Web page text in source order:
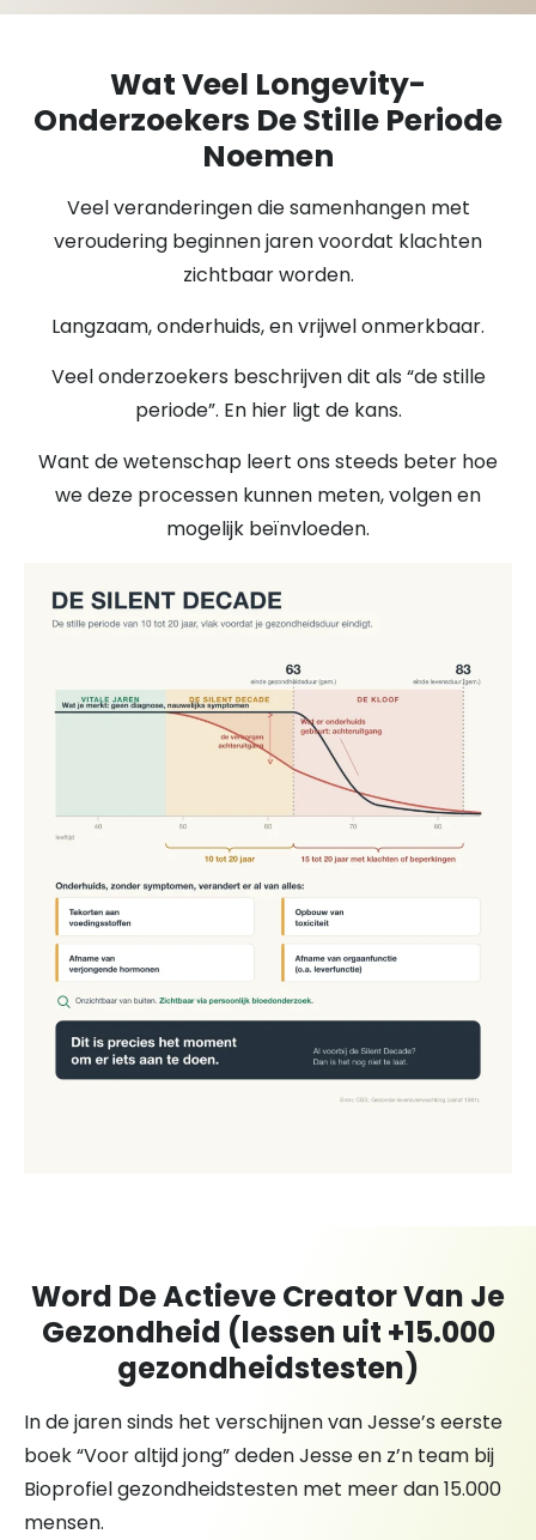
Wat Veel Longevity-
Onderzoekers De Stille Periode
Noemen
Veel veranderingen die samenhangen met
veroudering beginnen jaren voordat klachten
zichtbaar worden.
Langzaam, onderhuids, en vrijwel onmerkbaar.
Veel onderzoekers beschrijven dit als “de stille
periode”. En hier ligt de kans.
Want de wetenschap leert ons steeds beter hoe
we deze processen kunnen meten, volgen en
mogelijk beïnvloeden.
Word De Actieve Creator Van Je
Gezondheid (lessen uit +15.000
gezondheidstesten)
In de jaren sinds het verschijnen van Jesse’s eerste
boek “Voor altijd jong” deden Jesse en z’n team bij
Bioprofiel gezondheidstesten met meer dan 15.000
mensen.